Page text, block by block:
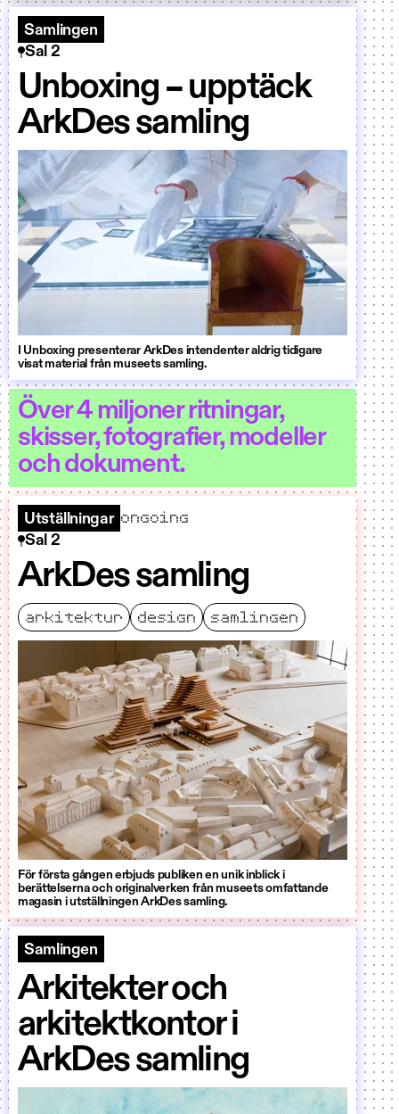
Samlingen
Sal 2
Unboxing – upptäck
ArkDes samling
I Unboxing presenterar ArkDes intendenter aldrig tidigare
visat material från museets samling.
Över 4 miljoner ritningar,
skisser, fotografier, modeller
och dokument.
Utställningar ongoing
Sal 2
ArkDes samling
arkitektur design samlingen
För första gången erbjuds publiken en unik inblick i
berättelserna och originalverken från museets omfattande
magasin i utställningen ArkDes samling.
Samlingen
Arkitekter och
arkitektkontor i
ArkDes samling